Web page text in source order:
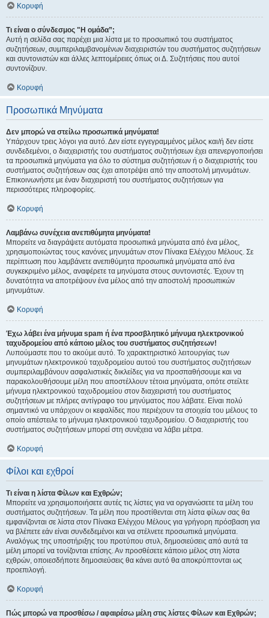
Κορυφή
Τι είναι ο σύνδεσμος "Η ομάδα”;
Αυτή η σελίδα σας παρέχει μια λίστα με το προσωπικό του συστήματος
συζητήσεων, συμπεριλαμβανομένων διαχειριστών του συστήματος συζητήσεων
και συντονιστών και άλλες λεπτομέρειες όπως οι Δ. Συζητήσεις που αυτοί
συντονίζουν.
Κορυφή
Προσωπικά Μηνύματα
Δεν μπορώ να στείλω προσωπικά μηνύματα!
Υπάρχουν τρεις λόγοι για αυτό. Δεν είστε εγγεγραμμένος μέλος και/ή δεν είστε
συνδεδεμένοι, ο διαχειριστής του συστήματος συζητήσεων έχει απενεργοποιήσει
τα προσωπικά μηνύματα για όλο το σύστημα συζητήσεων ή ο διαχειριστής του
συστήματος συζητήσεων σας έχει αποτρέψει από την αποστολή μηνυμάτων.
Επικοινωνήστε με έναν διαχειριστή του συστήματος συζητήσεων για
περισσότερες πληροφορίες.
Κορυφή
Λαμβάνω συνέχεια ανεπιθύμητα μηνύματα!
Μπορείτε να διαγράψετε αυτόματα προσωπικά μηνύματα από ένα μέλος,
χρησιμοποιώντας τους κανόνες μηνυμάτων στον Πίνακα Ελέγχου Μέλους. Σε
περίπτωση που λαμβάνετε ανεπιθύμητα προσωπικά μηνύματα από ένα
συγκεκριμένο μέλος, αναφέρετε τα μηνύματα στους συντονιστές. Έχουν τη
δυνατότητα να αποτρέψουν ένα μέλος από την αποστολή προσωπικών
μηνυμάτων.
Κορυφή
Έχω λάβει ένα μήνυμα spam ή ένα προσβλητικό μήνυμα ηλεκτρονικού
ταχυδρομείου από κάποιο μέλος του συστήματος συζητήσεων!
Λυπούμαστε που το ακούμε αυτό. Το χαρακτηριστικό λειτουργίας των
μηνυμάτων ηλεκτρονικού ταχυδρομείου αυτού του συστήματος συζητήσεων
συμπεριλαμβάνουν ασφαλιστικές δικλείδες για να προσπαθήσουμε και να
παρακολουθήσουμε μέλη που αποστέλλουν τέτοια μηνύματα, οπότε στείλτε
μήνυμα ηλεκτρονικού ταχυδρομείου στον διαχειριστή του συστήματος
συζητήσεων με πλήρες αντίγραφο του μηνύματος που λάβατε. Είναι πολύ
σημαντικό να υπάρχουν οι κεφαλίδες που περιέχουν τα στοιχεία του μέλους το
οποίο απέστειλε το μήνυμα ηλεκτρονικού ταχυδρομείου. Ο διαχειριστής του
συστήματος συζητήσεων μπορεί στη συνέχεια να λάβει μέτρα.
Κορυφή
Φίλοι και εχθροί
Τι είναι η λίστα Φίλων και Εχθρών;
Μπορείτε να χρησιμοποιήσετε αυτές τις λίστες για να οργανώσετε τα μέλη του
συστήματος συζητήσεων. Τα μέλη που προστίθενται στη λίστα φίλων σας θα
εμφανίζονται σε λίστα στον Πίνακα Ελέγχου Μέλους για γρήγορη πρόσβαση για
να βλέπετε εάν είναι συνδεδεμένοι και να στέλνετε προσωπικά μηνύματα.
Αναλόγως της υποστήριξης του προτύπου στυλ, δημοσιεύσεις από αυτά τα
μέλη μπορεί να τονίζονται επίσης. Αν προσθέσετε κάποιο μέλος στη λίστα
εχθρών, οποιεσδήποτε δημοσιεύσεις θα κάνει αυτό θα αποκρύπτονται ως
προεπιλογή.
Κορυφή
Πώς μπορώ να προσθέσω / αφαιρέσω μέλη στις λίστες Φίλων και Εχθρών;